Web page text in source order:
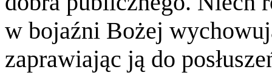
w bojaźni Bożej
zaprawiając ją do